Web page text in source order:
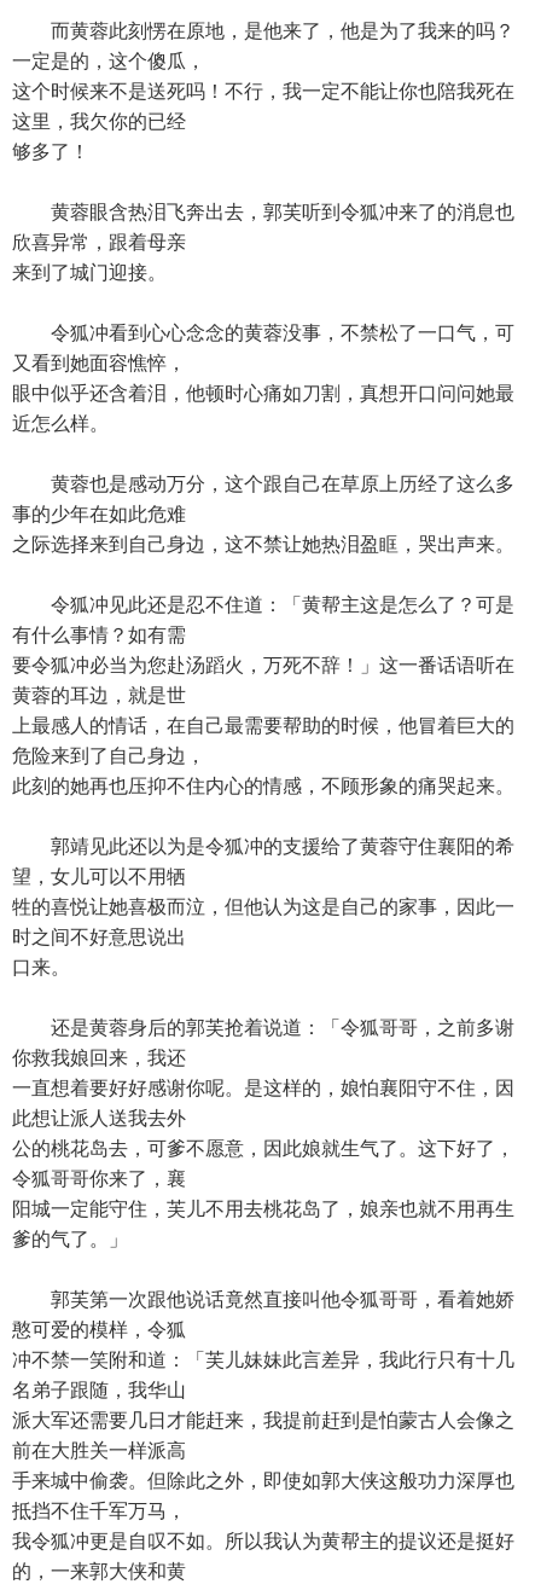
而黄蓉此刻愣在原地，是他来了，他是为了我来的吗？
一定是的，这个傻瓜，
这个时候来不是送死吗！不行，我一定不能让你也陪我死在
这里，我欠你的已经
够多了！
黄蓉眼含热泪飞奔出去，郭芙听到令狐冲来了的消息也
欣喜异常，跟着母亲
来到了城门迎接。
令狐冲看到心心念念的黄蓉没事，不禁松了一口气，可
又看到她面容憔悴，
眼中似乎还含着泪，他顿时心痛如刀割，真想开口问问她最
近怎么样。
黄蓉也是感动万分，这个跟自己在草原上历经了这么多
事的少年在如此危难
之际选择来到自己身边，这不禁让她热泪盈眶，哭出声来。
令狐冲见此还是忍不住道：「黄帮主这是怎么了？可是
有什么事情？如有需
要令狐冲必当为您赴汤蹈火，万死不辞！」这一番话语听在
黄蓉的耳边，就是世
上最感人的情话，在自己最需要帮助的时候，他冒着巨大的
危险来到了自己身边，
此刻的她再也压抑不住内心的情感，不顾形象的痛哭起来。
郭靖见此还以为是令狐冲的支援给了黄蓉守住襄阳的希
望，女儿可以不用牺
牲的喜悦让她喜极而泣，但他认为这是自己的家事，因此一
时之间不好意思说出
口来。
还是黄蓉身后的郭芙抢着说道：「令狐哥哥，之前多谢
你救我娘回来，我还
一直想着要好好感谢你呢。是这样的，娘怕襄阳守不住，因
此想让派人送我去外
公的桃花岛去，可爹不愿意，因此娘就生气了。这下好了，
令狐哥哥你来了，襄
阳城一定能守住，芙儿不用去桃花岛了，娘亲也就不用再生
爹的气了。」
郭芙第一次跟他说话竟然直接叫他令狐哥哥，看着她娇
憨可爱的模样，令狐
冲不禁一笑附和道：「芙儿妹妹此言差异，我此行只有十几
名弟子跟随，我华山
派大军还需要几日才能赶来，我提前赶到是怕蒙古人会像之
前在大胜关一样派高
手来城中偷袭。但除此之外，即使如郭大侠这般功力深厚也
抵挡不住千军万马，
我令狐冲更是自叹不如。所以我认为黄帮主的提议还是挺好
的，一来郭大侠和黄